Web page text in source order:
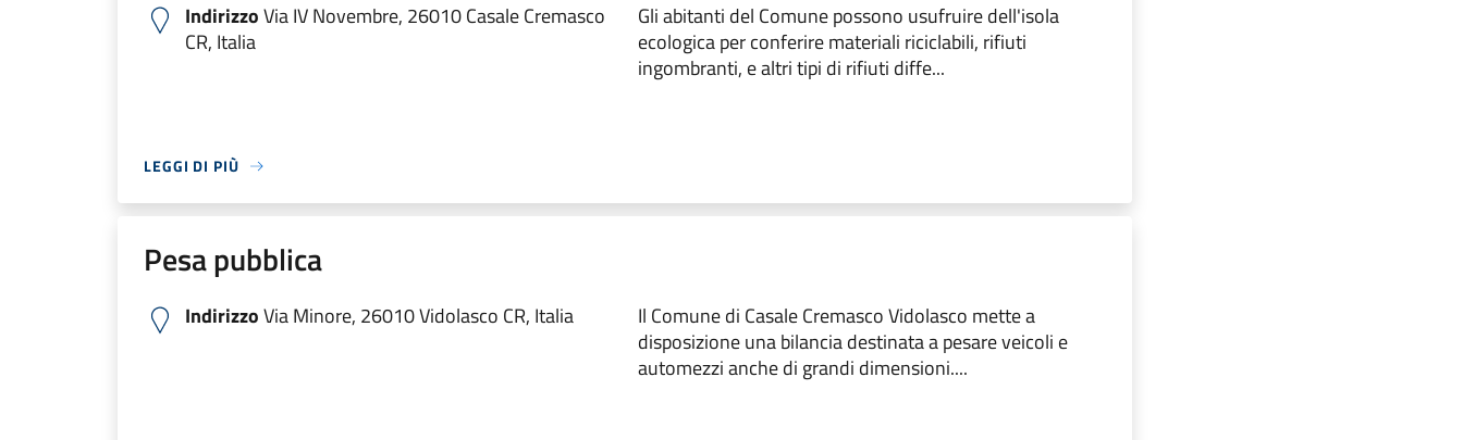
IndirizzoVia IV Novembre, 26010 Casale Cremasco
CR, Italia
Gli abitanti del Comune possono usufruire dell'isola
ecologica per conferire materiali riciclabili, rifiuti
ingombranti, e altri tipi di rifiuti diffe...
LEGGI DI PIÙ
Pesa pubblica
IndirizzoVia Minore, 26010 Vidolasco CR, Italia
Il Comune di Casale Cremasco Vidolasco mette a
disposizione una bilancia destinata a pesare veicoli e
automezzi anche di grandi dimensioni....